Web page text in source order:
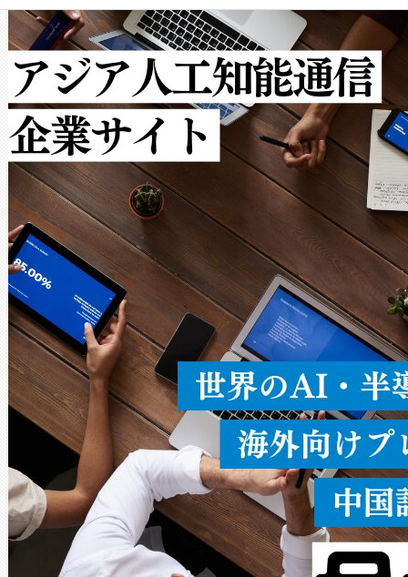
クルの各段階のデータを監視
[…]
で向上し、最大検知距離は
ットだけで最大1キロメート
ルの変電所周囲を監視でき、
作業と点群処理を簡素化でき
Avia 2は、2種類のFOVオプシ
× 80°のノーマルモード、長
ードを切り替えて使用するこ
ることなく、単一のデバイス
うにします。遠距離まで届く
密度なスキャ […]